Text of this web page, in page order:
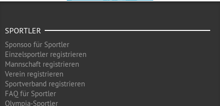
SPORTLER
Sponsoo für Sportler
Einzelsportler registrieren
Mannschaft registrieren
Verein registrieren
Sportverband registrieren
FAQ für Sportler
Olympia-Sportler